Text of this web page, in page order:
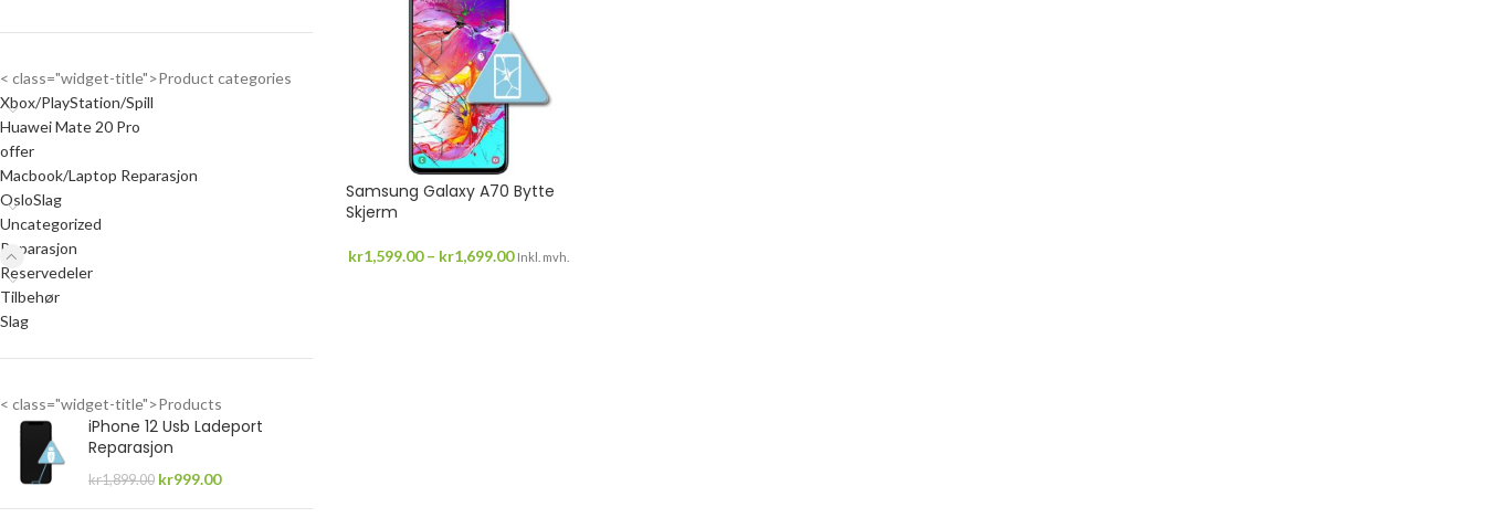
< class="widget-title">Product categories
Xbox/PlayStation/Spill
Huawei Mate 20 Pro
offer
Macbook/Laptop Reparasjon
OsloSlag
Uncategorized
Reparasjon
Reservedeler
Tilbehør
Slag
< class="widget-title">Products
iPhone 12 Usb Ladeport
Reparasjon
kr1,899.00 kr999.00
Samsung Galaxy A70 Bytte
Skjerm
kr1,599.00 – kr1,699.00 Inkl. mvh.